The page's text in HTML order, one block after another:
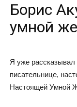
Борис
умной
Я уже
писательнице,
Настоящей Умной